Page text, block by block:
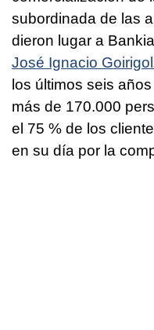
subordinada de las
dieron lugar a
José Ignacio
los últimos seis
más de 170.000
el 75 % de los
en su día por la